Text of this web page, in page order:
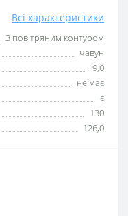
Всі характеристики
З повітряним контуром
чавун
9,0
не має
є
130
126,0